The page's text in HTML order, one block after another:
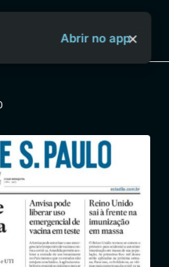
o Aya Bancah
Início
Revistas
Abrir no app×